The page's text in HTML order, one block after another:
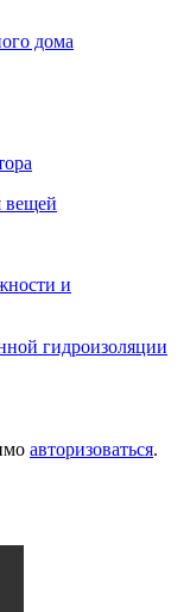
дома
вещей
и
гидроизоляции
авторизоваться.